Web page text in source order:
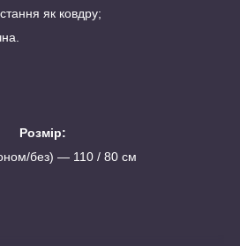
як ковдру;
Розмір:
без) — 110 / 80 см